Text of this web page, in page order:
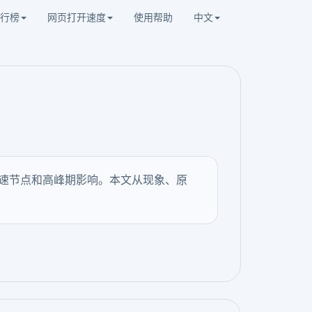
榜 网页打开速度 使用帮助 中文
节点和高峰期影响。本文从现象、原